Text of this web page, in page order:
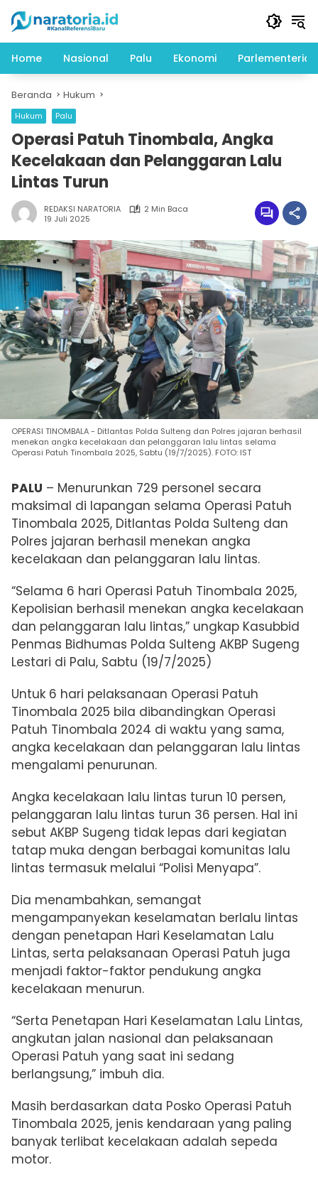
konten
Home
Nasional Palu Ekonomi Parlementeria
Beranda Hukum
Hukum Palu
Operasi Patuh Tinombala, Angka
Kecelakaan dan Pelanggaran Lalu
Lintas Turun
REDAKSI NARATORIA
2 Min Baca
19 Juli 2025
OPERASI TINOMBALA - Ditlantas Polda Sulteng dan Polres jajaran berhasil
menekan angka kecelakaan dan pelanggaran lalu lintas selama
Operasi Patuh Tinombala 2025, Sabtu (19/7/2025). FOTO: IST
PALU – Menurunkan 729 personel secara
maksimal di lapangan selama Operasi Patuh
Tinombala 2025, Ditlantas Polda Sulteng dan
Polres jajaran berhasil menekan angka
kecelakaan dan pelanggaran lalu lintas.
“Selama 6 hari Operasi Patuh Tinombala 2025,
Kepolisian berhasil menekan angka kecelakaan
dan pelanggaran lalu lintas,” ungkap Kasubbid
Penmas Bidhumas Polda Sulteng AKBP Sugeng
Lestari di Palu, Sabtu (19/7/2025)
Untuk 6 hari pelaksanaan Operasi Patuh
Tinombala 2025 bila dibandingkan Operasi
Patuh Tinombala 2024 di waktu yang sama,
angka kecelakaan dan pelanggaran lalu lintas
mengalami penurunan.
Angka kecelakaan lalu lintas turun 10 persen,
pelanggaran lalu lintas turun 36 persen. Hal ini
sebut AKBP Sugeng tidak lepas dari kegiatan
tatap muka dengan berbagai komunitas lalu
lintas termasuk melalui “Polisi Menyapa”.
Dia menambahkan, semangat
mengampanyekan keselamatan berlalu lintas
dengan penetapan Hari Keselamatan Lalu
Lintas, serta pelaksanaan Operasi Patuh juga
menjadi faktor-faktor pendukung angka
kecelakaan menurun.
“Serta Penetapan Hari Keselamatan Lalu Lintas,
angkutan jalan nasional dan pelaksanaan
Operasi Patuh yang saat ini sedang
berlangsung,” imbuh dia.
Masih berdasarkan data Posko Operasi Patuh
Tinombala 2025, jenis kendaraan yang paling
banyak terlibat kecelakaan adalah sepeda
motor.